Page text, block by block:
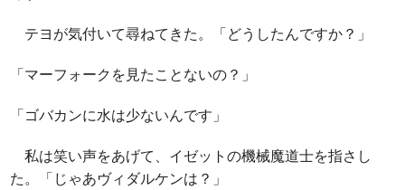
テヨが気付いて尋ねてきた。「どうしたんですか？」
「マーフォークを見たことないの？」
「ゴバカンに水は少ないんです」
私は笑い声をあげて、イゼットの機械魔道士を指さし
た。「じゃあヴィダルケンは？」